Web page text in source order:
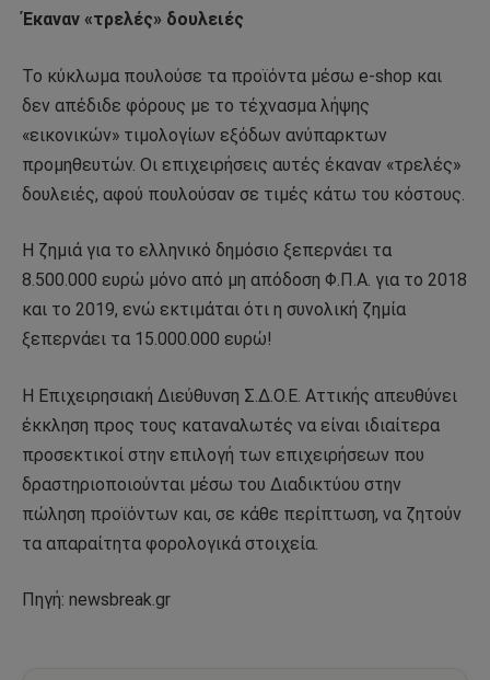
Έκαναν «τρελές» δουλειές
Το κύκλωμα πουλούσε τα προϊόντα μέσω e-shop και
δεν απέδιδε φόρους με το τέχνασμα λήψης
«εικονικών» τιμολογίων εξόδων ανύπαρκτων
προμηθευτών. Οι επιχειρήσεις αυτές έκαναν «τρελές»
δουλειές, αφού πουλούσαν σε τιμές κάτω του κόστους.
Η ζημιά για το ελληνικό δημόσιο ξεπερνάει τα
8.500.000 ευρώ μόνο από μη απόδοση Φ.Π.Α. για το 2018
και το 2019, ενώ εκτιμάται ότι η συνολική ζημία
ξεπερνάει τα 15.000.000 ευρώ!
Η Επιχειρησιακή Διεύθυνση Σ.Δ.Ο.Ε. Αττικής απευθύνει
έκκληση προς τους καταναλωτές να είναι ιδιαίτερα
προσεκτικοί στην επιλογή των επιχειρήσεων που
δραστηριοποιούνται μέσω του Διαδικτύου στην
πώληση προϊόντων και, σε κάθε περίπτωση, να ζητούν
τα απαραίτητα φορολογικά στοιχεία.
Πηγή: newsbreak.gr